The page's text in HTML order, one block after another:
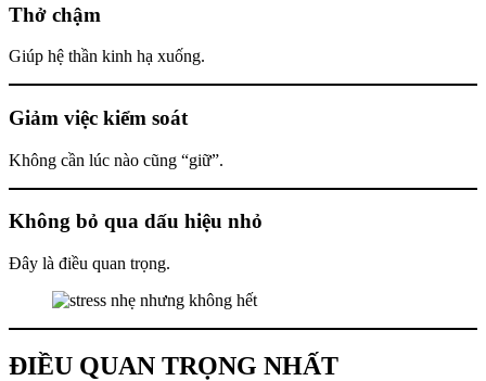
Thở chậm
Giúp hệ thần kinh hạ xuống.
Giảm việc kiểm soát
Không cần lúc nào cũng “giữ”.
Không bỏ qua dấu hiệu nhỏ
Đây là điều quan trọng.
ĐIỀU QUAN TRỌNG NHẤT